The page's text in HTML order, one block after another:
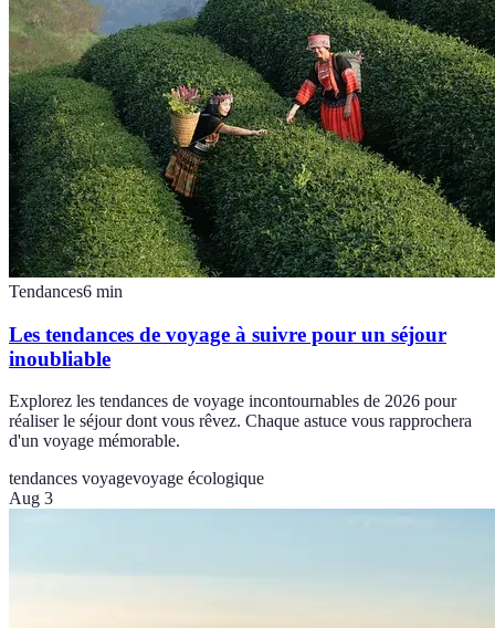
Tendances6 min
Les tendances de voyage à suivre pour un séjour
inoubliable
Explorez les tendances de voyage incontournables de 2026 pour
réaliser le séjour dont vous rêvez. Chaque astuce vous rapprochera
d'un voyage mémorable.
tendances voyagevoyage écologique
Aug 3